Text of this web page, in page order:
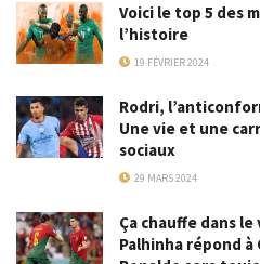
Voici le top 5 des
l’histoire
19 FÉVRIER 2024
Rodri,
Une vie et une
sociaux
29 MARS 2024
Ça chauffe dans
Palhinha répond à